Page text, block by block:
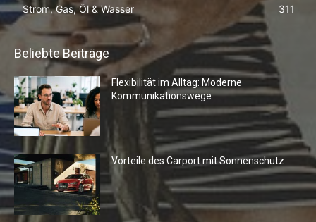
Strom, Gas, Öl & Wasser
311
Beliebte Beiträge
Flexibilität im Alltag: Moderne
Kommunikationswege
Vorteile des Carport mit Sonnenschutz